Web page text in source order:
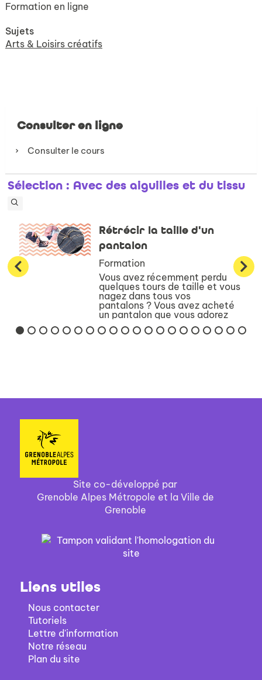
Formation en ligne
Sujets
Arts & Loisirs créatifs
Consulter en ligne
Consulter le cours
Sélection : Avec des aiguilles et du tissu
Rétrécir la taille d'un
pantalon
Formation
Vous avez récemment perdu
quelques tours de taille et vous
nagez dans tous vos
pantalons ? Vous avez acheté
un pantalon que vous adorez
mais il est un peu grand ?N’ayez
crainte, il existe une méthode
Site co-développé par
Grenoble Alpes Métropole et la Ville de
Grenoble
Liens utiles
Nous contacter
Tutoriels
Lettre d'information
Notre réseau
Plan du site